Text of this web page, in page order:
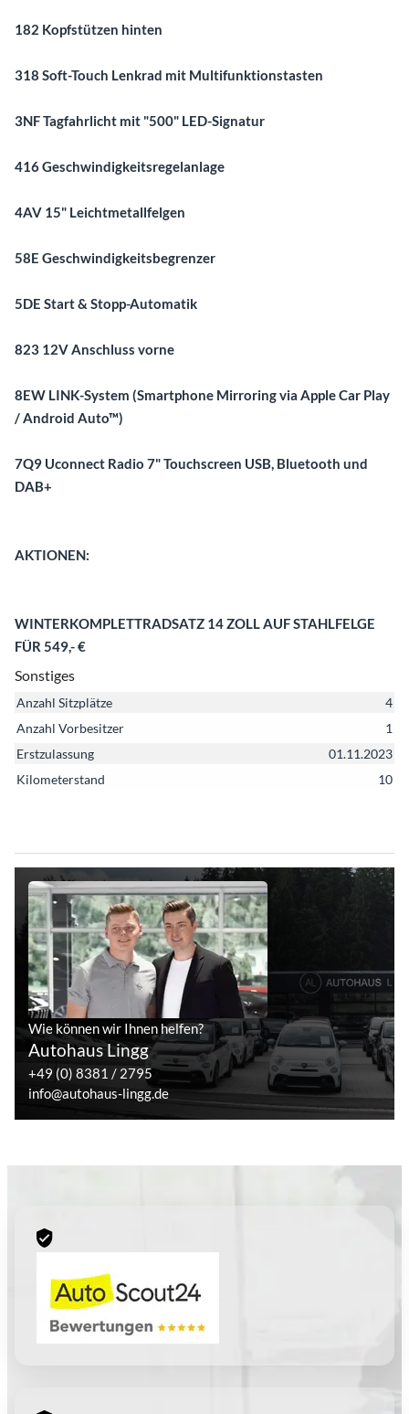
182 Kopfstützen hinten
318 Soft-Touch Lenkrad mit Multifunktionstasten
3NF Tagfahrlicht mit "500" LED-Signatur
416 Geschwindigkeitsregelanlage
4AV 15" Leichtmetallfelgen
58E Geschwindigkeitsbegrenzer
5DE Start & Stopp-Automatik
823 12V Anschluss vorne
8EW LINK-System (Smartphone Mirroring via Apple Car Play
/ Android Auto™)
7Q9 Uconnect Radio 7" Touchscreen USB, Bluetooth und
DAB+
AKTIONEN:
WINTERKOMPLETTRADSATZ 14 ZOLL AUF STAHLFELGE
FÜR 549,- €
Sonstiges
Anzahl Sitzplätze
4
Anzahl Vorbesitzer
1
Erstzulassung
01.11.2023
Kilometerstand
10
Wie können wir Ihnen helfen?
Autohaus Lingg
+49 (0) 8381 / 2795
info@autohaus-lingg.de